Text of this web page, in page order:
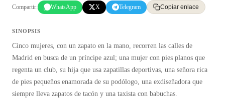
Compartir: WhatsApp X Telegram Copiar enlace
SINOPSIS
Cinco mujeres, con un zapato en la mano, recorren las calles de
Madrid en busca de un príncipe azul; una mujer con pies planos que
regenta un club, su hija que usa zapatillas deportivas, una señora rica
de pies pequeños enamorada de su podólogo, una exdiseñadora que
siempre lleva zapatos de tacón y una taxista con babuchas.